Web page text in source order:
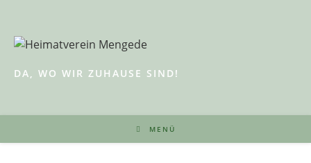
springen
DA, WO WIR ZUHAUSE SIND!
MENÜ